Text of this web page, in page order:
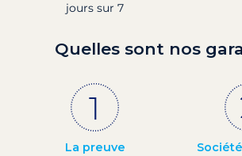
jours sur 7
Quelles sont nos
La preuve